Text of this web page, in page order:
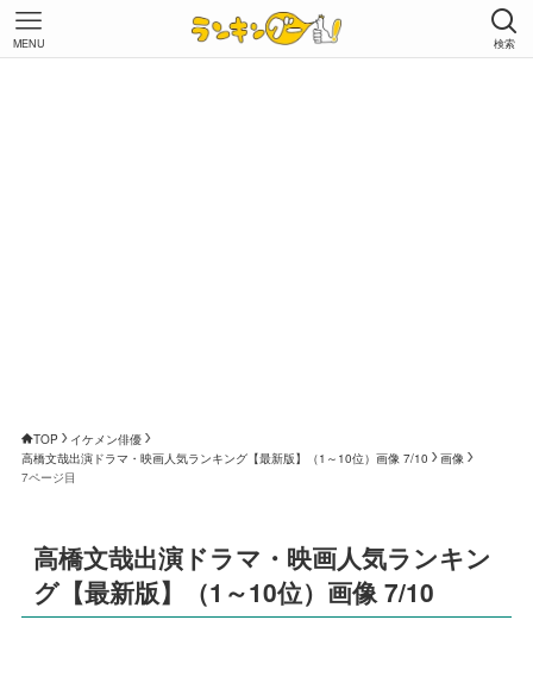
検索
MENU
TOP
イケメン俳優
高橋文哉出演ドラマ・映画人気ランキング【最新版】（1～10位）画像 7/10
画像
7ページ目
高橋文哉出演ドラマ・映画人気ランキン
グ【最新版】（1～10位）画像 7/10